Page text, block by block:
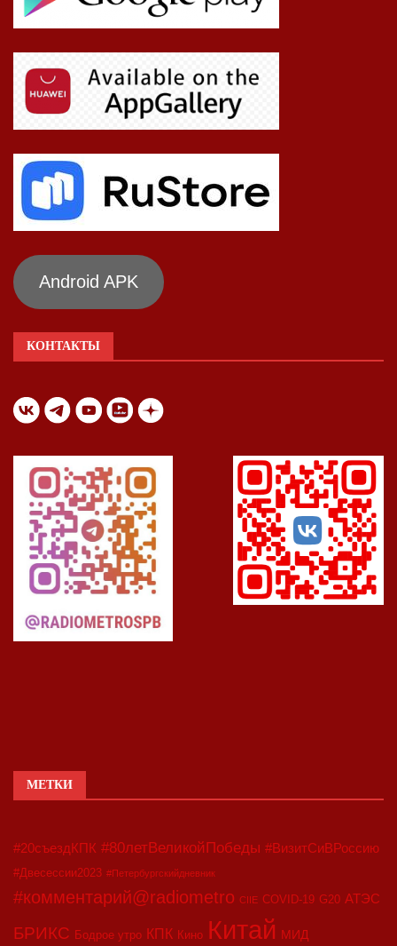
Android APK
КОНТАКТЫ
МЕТКИ
#20съездКПК #80летВеликойПобеды #ВизитСиВРоссию
#Двесессии2023 #Петербургскийдневник
#комментарий@radiometro CIIE COVID-19 G20 АТЭС
БРИКС Бодрое утро КПК Кино Китай МИД